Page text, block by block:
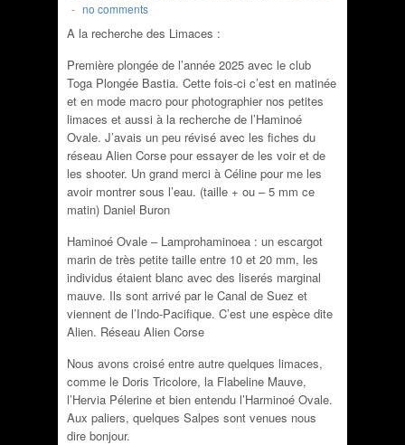
- no comments
A la recherche des Limaces :
Première plongée de l’année 2025 avec le club
Toga Plongée Bastia. Cette fois-ci c’est en matinée
et en mode macro pour photographier nos petites
limaces et aussi à la recherche de l’Haminoé
Ovale. J’avais un peu révisé avec les fiches du
réseau Alien Corse pour essayer de les voir et de
les shooter. Un grand merci à Céline pour me les
avoir montrer sous l’eau. (taille + ou – 5 mm ce
matin) Daniel Buron
Haminoé Ovale – Lamprohaminoea : un escargot
marin de très petite taille entre 10 et 20 mm, les
individus étaient blanc avec des liserés marginal
mauve. Ils sont arrivé par le Canal de Suez et
viennent de l’Indo-Pacifique. C’est une espèce dite
Alien. Réseau Alien Corse
Nous avons croisé entre autre quelques limaces,
comme le Doris Tricolore, la Flabeline Mauve,
l’Hervia Pélerine et bien entendu l’Harminoé Ovale.
Aux paliers, quelques Salpes sont venues nous
dire bonjour.